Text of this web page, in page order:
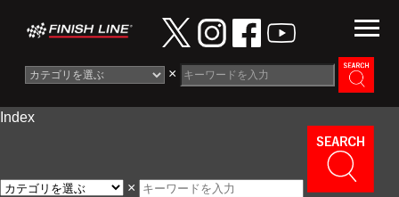
×
Information
Index
×